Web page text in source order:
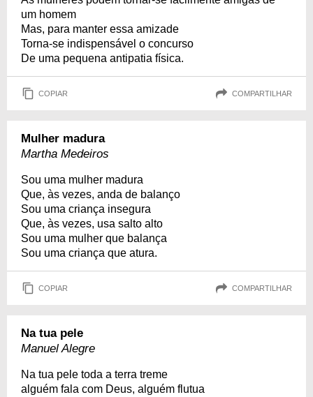
um homem
Mas, para manter essa amizade
Torna-se indispensável o concurso
De uma pequena antipatia física.
COPIAR COMPARTILHAR
Mulher madura
Martha Medeiros
Sou uma mulher madura
Que, às vezes, anda de balanço
Sou uma criança insegura
Que, às vezes, usa salto alto
Sou uma mulher que balança
Sou uma criança que atura.
COPIAR COMPARTILHAR
Na tua pele
Manuel Alegre
Na tua pele toda a terra treme
alguém fala com Deus, alguém flutua